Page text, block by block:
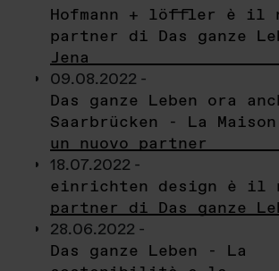
Hofmann + löffler è il
partner di Das ganze
Jena
09.08.2022 -
Das ganze Leben ora
Saarbrücken - La
un nuovo partner
18.07.2022 -
einrichten design è il
partner di Das ganze
28.06.2022 -
Das ganze Leben - La